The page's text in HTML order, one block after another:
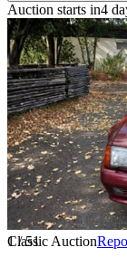
Auction starts in4
1/51
Classic Auction